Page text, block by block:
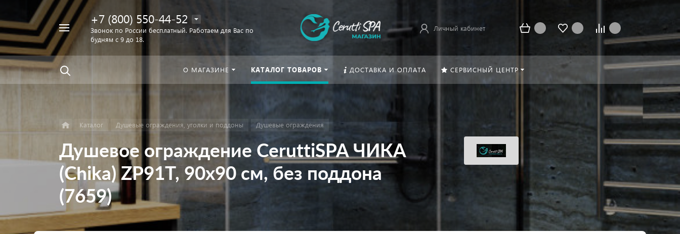
в каталоге
Найти
Например,
унитаз
+7 (800) 550-44-52
Звонок по России бесплатный. Работаем для Вас по
будням с 9 до 18.
Личный кабинет
О МАГАЗИНЕ КАТАЛОГ ТОВАРОВ ДОСТАВКА И ОПЛАТА СЕРВИСНЫЙ ЦЕНТР
Каталог Душевые ограждения, уголки и поддоны Душевые ограждения
Душевое ограждение CeruttiSPA ЧИКА
(Chika) ZP91T, 90x90 см, без поддона
(7659)